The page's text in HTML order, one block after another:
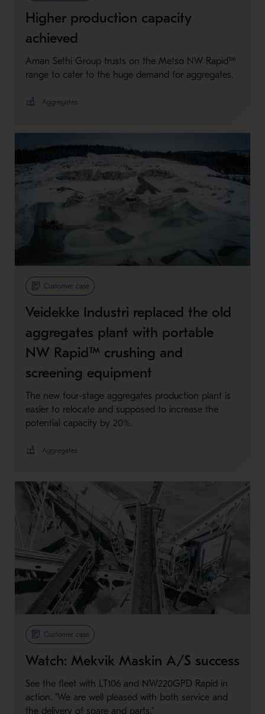
Higher production capacity
achieved
Aman Sethi Group trusts on the Metso NW Rapid™
range to cater to the huge demand for aggregates.
Aggregates
Customer case
Veidekke Industri replaced the old
aggregates plant with portable
NW Rapid™ crushing and
screening equipment
The new four-stage aggregates production plant is
easier to relocate and supposed to increase the
potential capacity by 20%.
Aggregates
Customer case
Watch: Mekvik Maskin A/S success
See the fleet with LT106 and NW220GPD Rapid in
action. "We are well pleased with both service and
the delivery of spare and parts."